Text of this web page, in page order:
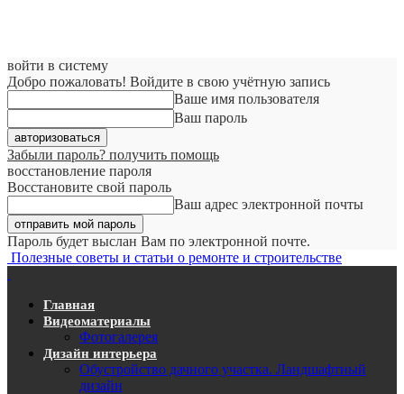
войти в систему
Добро пожаловать! Войдите в свою учётную запись
Ваше имя пользователя
Ваш пароль
Забыли пароль? получить помощь
восстановление пароля
Восстановите свой пароль
Ваш адрес электронной почты
Пароль будет выслан Вам по электронной почте.
Полезные советы и статьи о ремонте и строительстве
Главная
Видеоматериалы
Фотогалерея
Дизайн интерьера
Обустройство дачного участка. Ландшафтный
дизайн